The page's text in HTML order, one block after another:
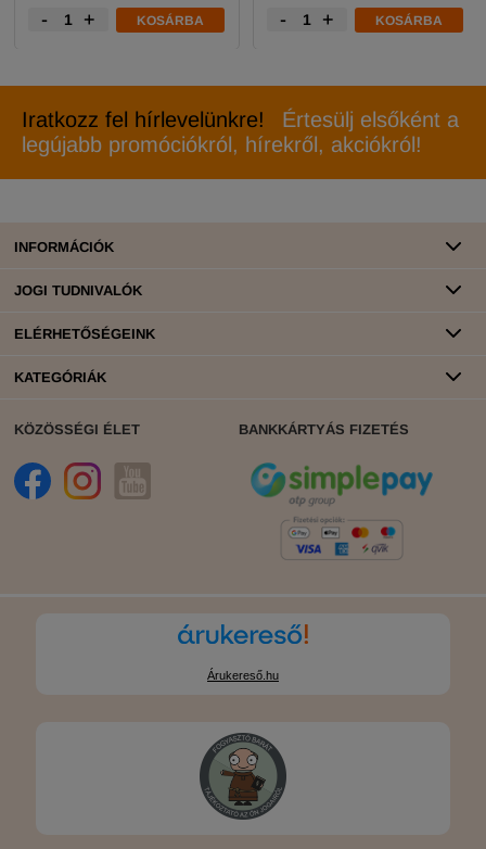
- + KOSÁRBA - + KOSÁRBA
Iratkozz fel hírlevelünkre!
Értesülj elsőként a
legújabb promóciókról, hírekről, akciókról!
INFORMÁCIÓK
JOGI TUDNIVALÓK
ELÉRHETŐSÉGEINK
KATEGÓRIÁK
KÖZÖSSÉGI ÉLET BANKKÁRTYÁS FIZETÉS
Árukereső.hu